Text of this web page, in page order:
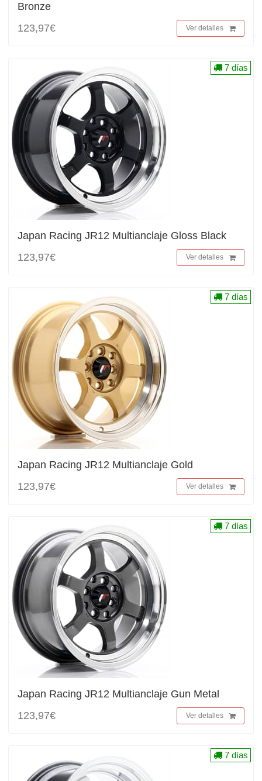
Bronze
123,97€
Ver detalles
Japan Racing JR12 Multianclaje Gloss Black
123,97€
Ver detalles
7 días
Japan Racing JR12 Multianclaje Gold
123,97€
Ver detalles
7 días
Japan Racing JR12 Multianclaje Gun Metal
123,97€
Ver detalles
7 días
7 días